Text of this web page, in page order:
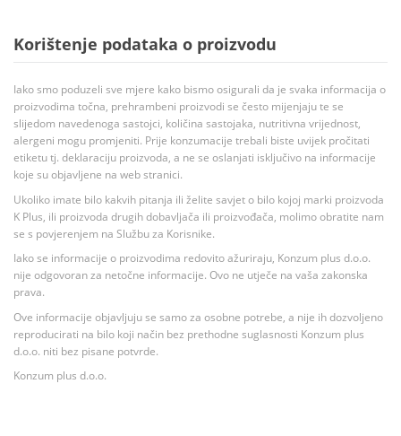
Korištenje podataka o proizvodu
Iako smo poduzeli sve mjere kako bismo osigurali da je svaka informacija o
proizvodima točna, prehrambeni proizvodi se često mijenjaju te se
slijedom navedenoga sastojci, količina sastojaka, nutritivna vrijednost,
alergeni mogu promjeniti. Prije konzumacije trebali biste uvijek pročitati
etiketu tj. deklaraciju proizvoda, a ne se oslanjati isključivo na informacije
koje su objavljene na web stranici.
Ukoliko imate bilo kakvih pitanja ili želite savjet o bilo kojoj marki proizvoda
K Plus, ili proizvoda drugih dobavljača ili proizvođača, molimo obratite nam
se s povjerenjem na Službu za Korisnike.
Iako se informacije o proizvodima redovito ažuriraju, Konzum plus d.o.o.
nije odgovoran za netočne informacije. Ovo ne utječe na vaša zakonska
prava.
Ove informacije objavljuju se samo za osobne potrebe, a nije ih dozvoljeno
reproducirati na bilo koji način bez prethodne suglasnosti Konzum plus
d.o.o. niti bez pisane potvrde.
Konzum plus d.o.o.